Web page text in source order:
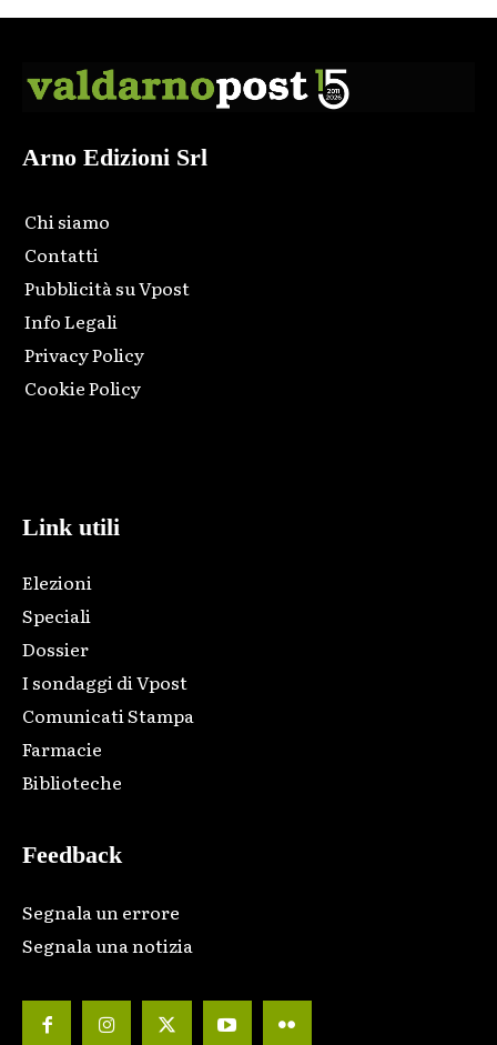
Arno Edizioni Srl
Chi siamo
Contatti
Pubblicità su Vpost
Info Legali
Privacy Policy
Cookie Policy
Link utili
Elezioni
Speciali
Dossier
I sondaggi di Vpost
Comunicati Stampa
Farmacie
Biblioteche
Feedback
Segnala un errore
Segnala una notizia